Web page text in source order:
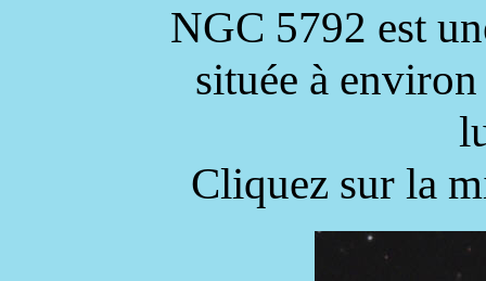
NGC 5792 est
située à
Cliquez sur la